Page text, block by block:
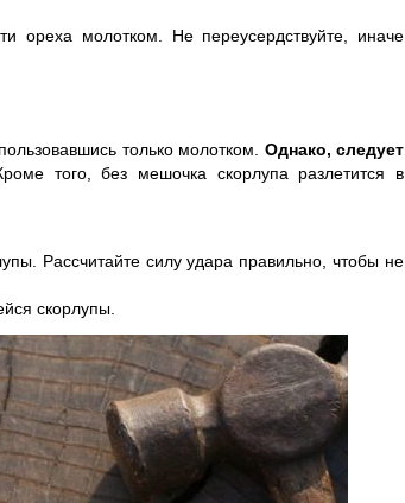
ореха молотком. Не переусердствуйте, иначе
только молотком.
Однако, следует
того, без мешочка скорлупа разлетится в
Рассчитайте силу удара правильно, чтобы не
скорлупы.